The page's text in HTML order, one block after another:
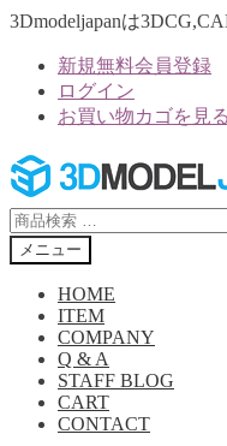
3Dmodeljapanは
新規無料会員登録
ログイン
お買い物カゴを見る
ナ
ビ
ゲ
ー
シ
コ
ン
テ
ン
ツ
検
索
対
メニュー
HOME
ITEM
COMPANY
Q & A
STAFF BLOG
CART
CONTACT